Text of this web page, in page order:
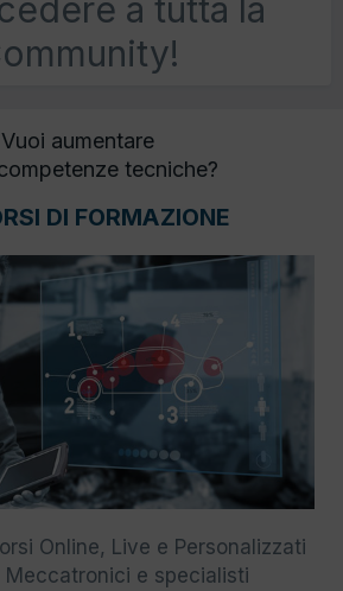
a tutta la
Vuoi aumentare
tecniche?
DI FORMAZIONE
Online, Live e Personalizzati
Meccatronici e specialisti